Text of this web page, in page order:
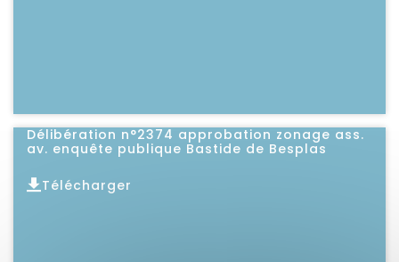
Délibération n°2374 approbation zonage ass.
av. enquête publique Bastide de Besplas
Télécharger